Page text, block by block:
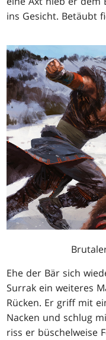
ins Gesicht. Betäubt
Ehe der Bär sich
Surrak ein weiteres
Rücken. Er griff mit
Nacken und schlug
riss er büschelweise